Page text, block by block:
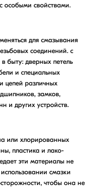
особыми свойствами.
для смазывания
соединений. с
быту: дверных петель
и специальных
цепей различных
замков,
и других устройств.
или хлорированных
пластика и лако-
эти материалы не
смазки
чтобы она не